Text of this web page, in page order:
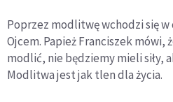
Poprzez modlitwę wchodzi się
Ojcem. Papież Franciszek mówi,
modlić, nie będziemy mieli siły,
Modlitwa jest jak tlen dla życia.